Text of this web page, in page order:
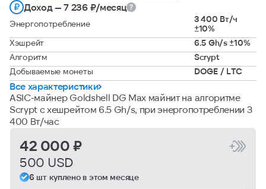
Доход — 7 236 ₽/месяц
Энергопотребление
3 400 Вт/ч
±10%
Хэшрейт
6.5 Gh/s ±10%
Алгоритм
Scrypt
Добываемые монеты
DOGE / LTC
Все характеристики
ASIC-майнер Goldshell DG Max майнит на алгоритме
Scrypt с хешрейтом 6.5 Gh/s, при энергопотреблении 3
400 Вт/час
42 000 ₽
500 USD
6 шт куплено в этом месяце